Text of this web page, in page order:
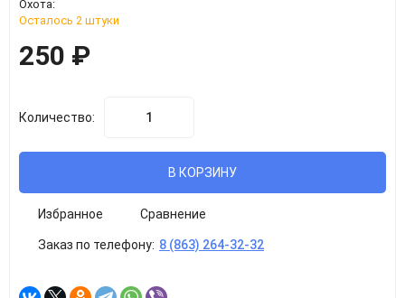
Охота:
Осталось 2 штуки
250 ₽
Количество:
В КОРЗИНУ
Избранное Сравнение
Заказ по телефону: 8 (863) 264-32-32